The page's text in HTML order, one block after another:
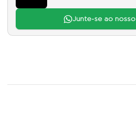
Junte-se ao nosso